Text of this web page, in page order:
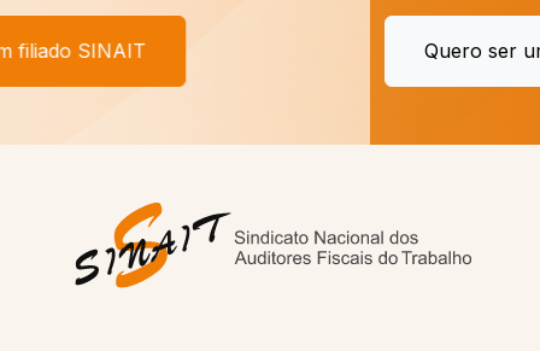
Quero ser um filiado SINAIT